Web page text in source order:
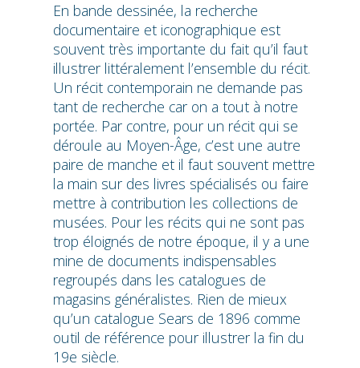
En bande dessinée, la recherche
documentaire et iconographique est
souvent très importante du fait qu’il faut
illustrer littéralement l’ensemble du récit.
Un récit contemporain ne demande pas
tant de recherche car on a tout à notre
portée. Par contre, pour un récit qui se
déroule au Moyen-Âge, c’est une autre
paire de manche et il faut souvent mettre
la main sur des livres spécialisés ou faire
mettre à contribution les collections de
musées. Pour les récits qui ne sont pas
trop éloignés de notre époque, il y a une
mine de documents indispensables
regroupés dans les catalogues de
magasins généralistes. Rien de mieux
qu’un catalogue Sears de 1896 comme
outil de référence pour illustrer la fin du
19e siècle.